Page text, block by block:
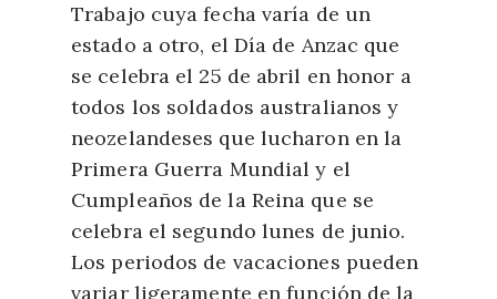
Trabajo cuya fecha varía de un
estado a otro, el Día de Anzac que
se celebra el 25 de abril en honor a
todos los soldados australianos y
neozelandeses que lucharon en la
Primera Guerra Mundial y el
Cumpleaños de la Reina que se
celebra el segundo lunes de junio.
Los periodos de vacaciones pueden
variar ligeramente en función de la